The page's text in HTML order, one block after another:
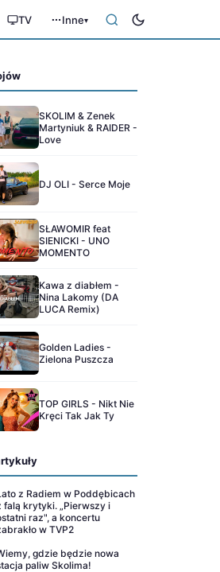
TV Inne▾
SKOLIM & Zenek
Martyniuk & RAIDER -
Love
DJ OLI - Serce Moje
SŁAWOMIR feat
SIENICKI - UNO
MOMENTO
Kawa z diabłem -
Nina Lakomy (DA
LUCA Remix)
Golden Ladies -
Zielona Puszcza
TOP GIRLS - Nikt Nie
Kręci Tak Jak Ty
z Radiem w Poddębicach
falą krytyki. „Pierwszy i
raz", a koncertu
w TVP2
gdzie będzie nowa
paliw Skolima!